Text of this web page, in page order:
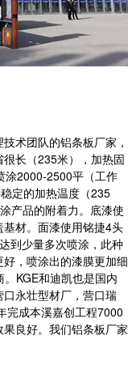
术团队的铝条板厂家，
长（235米），加热固
涂2000-2500平（工作
定的加热温度（235
产品的附着力。底漆使
材。面漆使用铭捷4头
到少量多次喷涂，此种
，喷涂出的漆膜更加细
KGE和迪凯也是国内
永壮型材厂，营口瑞
完成本溪嘉创工程7000
良好。我们铝条板厂家